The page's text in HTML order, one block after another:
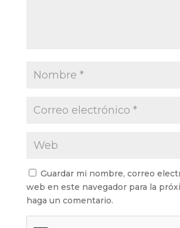
Guardar mi nombre, correo
web en este navegador para la
haga un comentario.